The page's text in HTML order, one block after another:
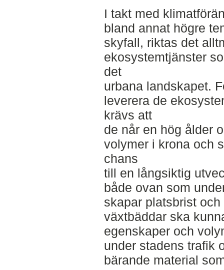
I takt med
bland annat högre
skyfall, riktas det
ekosystemtjänster
det
urbana landskapet.
leverera de
krävs att
de når en hög ålder
volymer i krona och
chans
till en långsiktig
både ovan som
skapar platsbrist
växtbäddar ska
egenskaper och
under stadens trafik
bärande material